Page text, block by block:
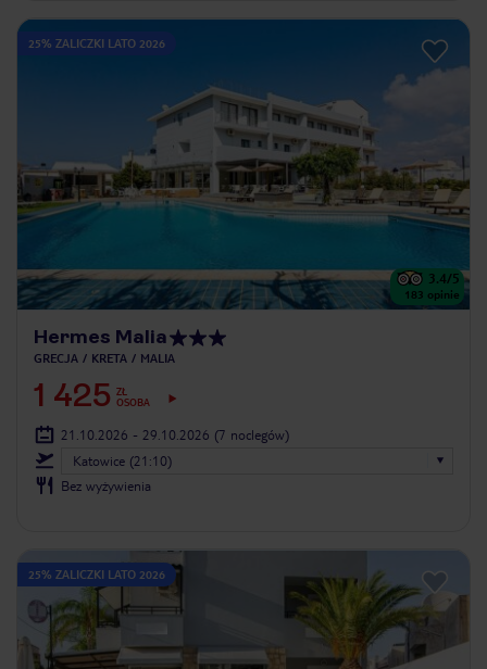
25% ZALICZKI LATO 2026
3.4/5
183 opinie
Hermes Malia
GRECJA KRETA MALIA
1 425 ZŁ
OSOBA
21.10.2026 - 29.10.2026 (7 noclegów)
Katowice (21:10)
Bez wyżywienia
25% ZALICZKI LATO 2026